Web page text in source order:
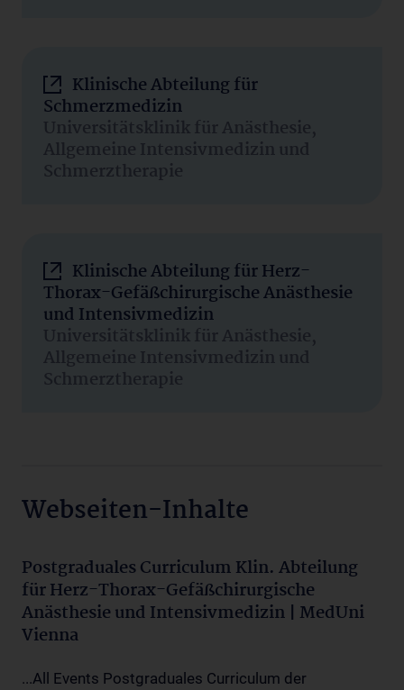
Klinische Abteilung für
Schmerzmedizin
Universitätsklinik für Anästhesie,
Allgemeine Intensivmedizin und
Schmerztherapie
Klinische Abteilung für Herz-
Thorax-Gefäßchirurgische Anästhesie
und Intensivmedizin
Universitätsklinik für Anästhesie,
Allgemeine Intensivmedizin und
Schmerztherapie
Webseiten-Inhalte
Postgraduales Curriculum Klin. Abteilung
für Herz-Thorax-Gefäßchirurgische
Anästhesie und Intensivmedizin | MedUni
Vienna
...All Events Postgraduales Curriculum der